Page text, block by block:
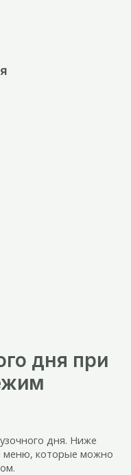
дня при
дня. Ниже
меню, которые можно